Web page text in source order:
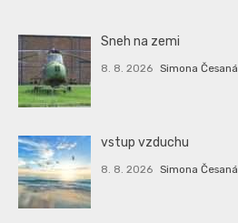
Sneh na zemi
8. 8. 2026 Simona Česaná
vstup vzduchu
8. 8. 2026 Simona Česaná